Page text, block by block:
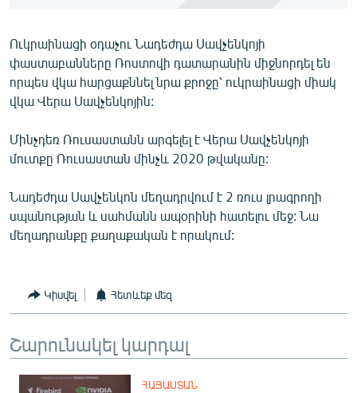
ԱՐԽԻՎ
ՏԵՍԱՆՅՈՒԹԵՐ
ԲԱՆԱՎԵՃ
ՓՈԴՔԱՍԹ
Հայերեն
English
ՀԵՏԵՎԵՔ ՄԵԶ
Ուկրաինացի օդաչու Նադեժդա Սավչենկոյի
փաստաբանները Ռոստովի դատարանին միջնորդել են
որպես վկա հարցաքննել նրա քրոջը՝ ուկրաինացի միակ
վկա Վերա Սավչենկոյին:
Մինչդեռ Ռուսաստանն արգելել է Վերա Սավչենկոյի
մուտքը Ռուսաստան մինչև 2020 թվականը:
Նադեժդա Սավչենկոն մեղադրվում է 2 ռուս լրագրողի
սպանության և սահմանն ապօրինի հատելու մեջ: Նա
մեղադրանքը քաղաքական է որակում:
Կիսվել Հետևեք մեզ
Շարունակել կարդալ
ՀԱՅԱՍՏԱՆ